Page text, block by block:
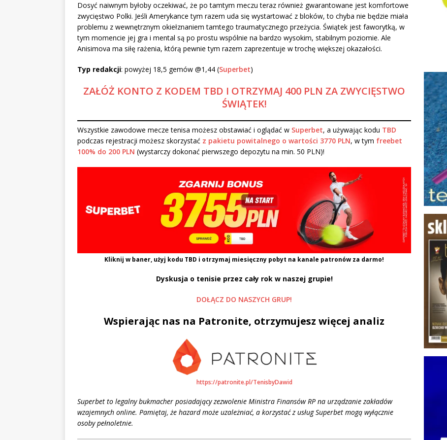
Dosyć naiwnym byłoby oczekiwać, że po tamtym meczu teraz również gwarantowane jest komfortowe
zwycięstwo Polki. Jeśli Amerykance tym razem uda się wystartować z bloków, to chyba nie będzie miała
problemu z wewnętrznym okiełznaniem tamtego traumatycznego przeżycia. Świątek jest faworytką, w
tym momencie jej gra i mental są po prostu wspólnie na bardzo wysokim, stabilnym poziomie. Ale
Anisimova ma siłę rażenia, którą pewnie tym razem zaprezentuje w trochę większej okazałości.
Typ redakcji: powyżej 18,5 gemów @1,44 (Superbet)
ZAŁÓŻ KONTO Z KODEM TBD I OTRZYMAJ 400 PLN ZA ZWYCIĘSTWO
ŚWIĄTEK!
Wszystkie zawodowe mecze tenisa możesz obstawiać i oglądać w Superbet, a używając kodu TBD
podczas rejestracji możesz skorzystać z pakietu powitalnego o wartości 3770 PLN, w tym freebet
100% do 200 PLN (wystarczy dokonać pierwszego depozytu na min. 50 PLN)!
Kliknij w baner, użyj kodu TBD i otrzymaj miesięczny pobyt na kanale patronów za darmo!
Dyskusja o tenisie przez cały rok w naszej grupie!
DOŁĄCZ DO NASZYCH GRUP!
Wspierając nas na Patronite, otrzymujesz więcej analiz
https://patronite.pl/TenisbyDawid
Superbet to legalny bukmacher posiadający zezwolenie Ministra Finansów RP na urządzanie zakładów
wzajemnych online. Pamiętaj, że hazard może uzależniać, a korzystać z usług Superbet mogą wyłącznie
osoby pełnoletnie.